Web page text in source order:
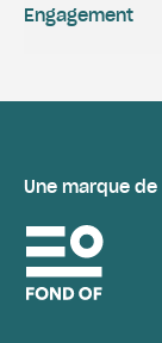
Engagement
Une marque de